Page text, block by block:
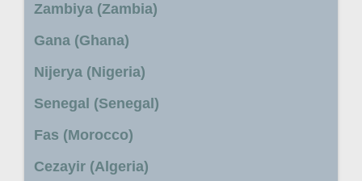
Zambiya (Zambia)
Gana (Ghana)
Nijerya (Nigeria)
Senegal (Senegal)
Fas (Morocco)
Cezayir (Algeria)